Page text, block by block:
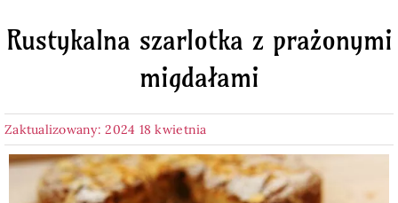
Desery
Napoje
Rustykalna szarlotka z prażonymi
migdałami
Zaktualizowany: 2024 18 kwietnia